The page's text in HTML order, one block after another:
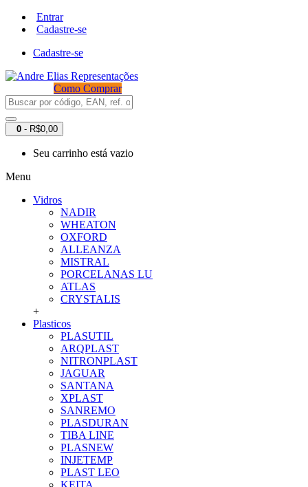
Entrar
Cadastre-se
Cadastre-se
Como Comprar
0 - R$0,00
Seu carrinho está vazio
Menu
Vidros
NADIR
WHEATON
OXFORD
ALLEANZA
MISTRAL
PORCELANAS LU
ATLAS
CRYSTALIS
+
Plasticos
PLASUTIL
ARQPLAST
NITRONPLAST
JAGUAR
SANTANA
XPLAST
SANREMO
PLASDURAN
TIBA LINE
PLASNEW
INJETEMP
PLAST LEO
KEITA